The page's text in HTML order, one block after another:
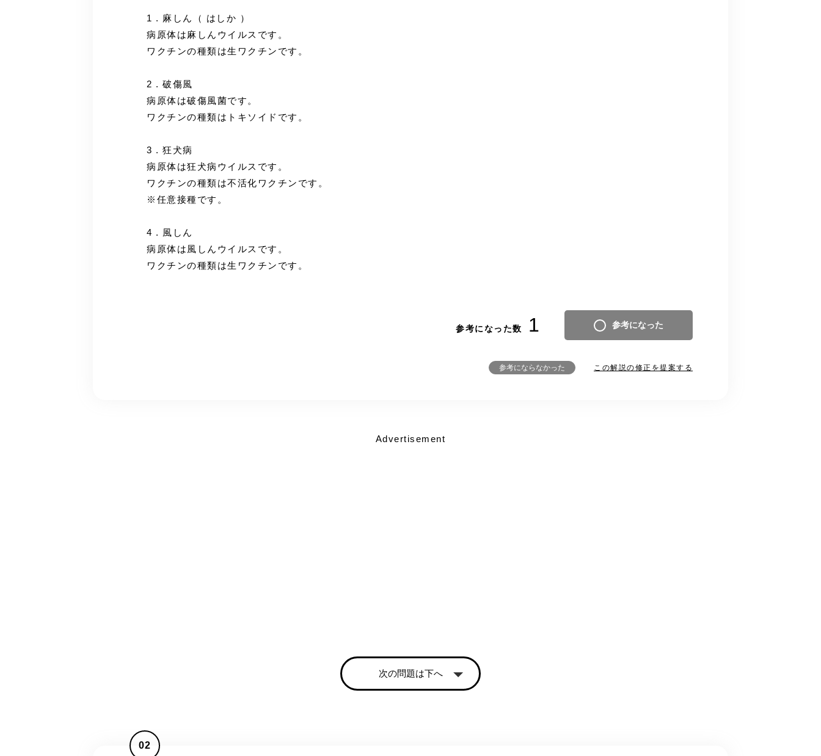
1 . 麻しん（ はしか ）
病原体は麻しんウイルスです。
ワクチンの種類は生ワクチンです。
2 . 破傷風
病原体は破傷風菌です。
ワクチンの種類はトキソイドです。
3 . 狂犬病
病原体は狂犬病ウイルスです。
ワクチンの種類は不活化ワクチンです。
※任意接種です。
4 . 風しん
病原体は風しんウイルスです。
ワクチンの種類は生ワクチンです。
参考になった数 1 参考になった
参考にならなかった この解説の修正を提案する
Advertisement
次の問題は下へ
02